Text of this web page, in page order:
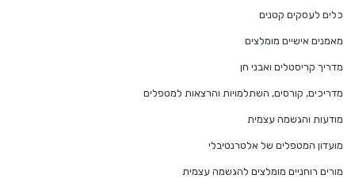
כלים לעסקים קטנים
מאמנים אישיים מומלצים
מדריך קריסטלים ואבני חן
מדריכים, קורסים, השתלמויות והרצאות למטפלים
מודעות והגשמה עצמית
מועדון המטפלים של אלטרנטיבלי
מורים רוחניים מומלצים להגשמה עצמית